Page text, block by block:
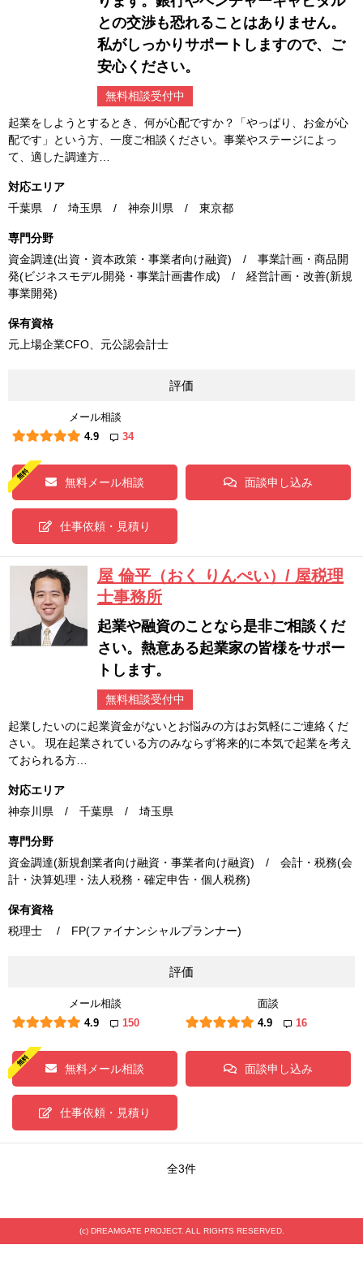
との交渉も恐れることはありません。
私がしっかりサポートしますので、ご
安心ください。
無料相談受付中
起業をしようとするとき、何が心配ですか？「やっぱり、お金が心
配です」という方、一度ご相談ください。事業やステージによっ
て、適した調達方…
対応エリア
千葉県 / 埼玉県 / 神奈川県 / 東京都
専門分野
資金調達(出資・資本政策・事業者向け融資) / 事業計画・商品開
発(ビジネスモデル開発・事業計画書作成) / 経営計画・改善(新規
事業開発)
保有資格
元上場企業CFO、元公認会計士
評価
メール相談
4.9
34
無料メール相談 面談申し込み
仕事依頼・見積り
屋 倫平（おく りんぺい）/ 屋税理
士事務所
起業や融資のことなら是非ご相談くだ
さい。熱意ある起業家の皆様をサポー
トします。
無料相談受付中
起業したいのに起業資金がないとお悩みの方はお気軽にご連絡くだ
さい。 現在起業されている方のみならず将来的に本気で起業を考え
ておられる方…
対応エリア
神奈川県 / 千葉県 / 埼玉県
専門分野
資金調達(新規創業者向け融資・事業者向け融資) / 会計・税務(会
計・決算処理・法人税務・確定申告・個人税務)
保有資格
税理士 / FP(ファイナンシャルプランナー)
評価
メール相談
4.9
150
面談
4.9
16
無料メール相談 面談申し込み
仕事依頼・見積り
全3件
(c) DREAMGATE PROJECT. ALL RIGHTS RESERVED.